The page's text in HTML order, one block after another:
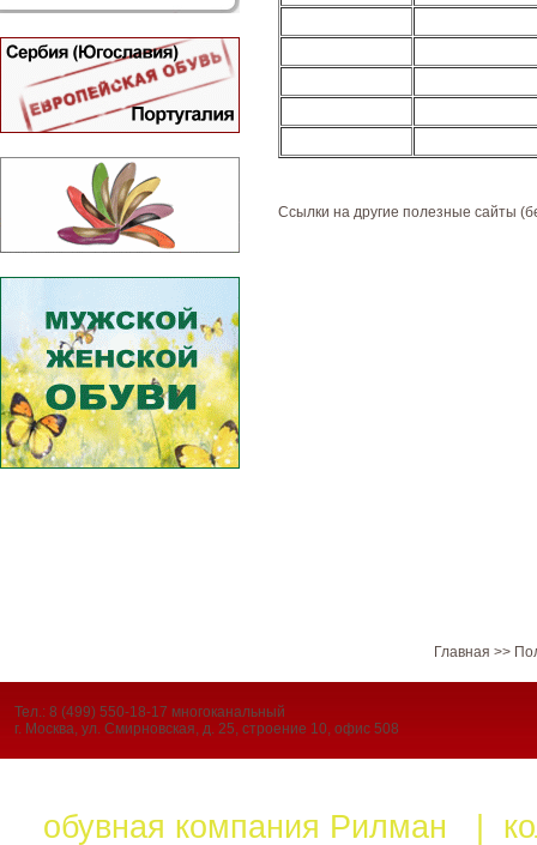
Ссылки на другие полезные сайты
Главная>>
Тел.: 8 (499) 550-18-17 многоканальный
г. Москва, ул. Смирновская, д. 25, строение 10, офис 508
обувная компания Рилман